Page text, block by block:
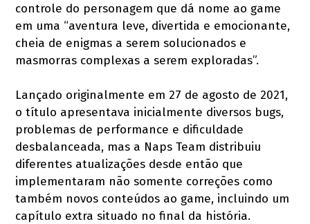
controle do personagem que dá nome ao game
em uma “aventura leve, divertida e emocionante,
cheia de enigmas a serem solucionados e
masmorras complexas a serem exploradas”.
Lançado originalmente em 27 de agosto de 2021,
o título apresentava inicialmente diversos bugs,
problemas de performance e dificuldade
desbalanceada, mas a Naps Team distribuiu
diferentes atualizações desde então que
implementaram não somente correções como
também novos conteúdos ao game, incluindo um
capítulo extra situado no final da história.